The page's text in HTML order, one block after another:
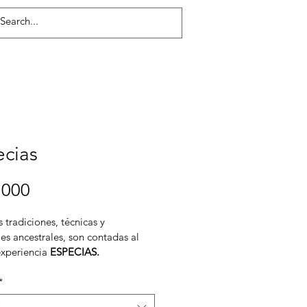
tradiciones, técnicas y
ancestrales, son contadas al
ESPECIAS.
de especias
en Colombia, con roble